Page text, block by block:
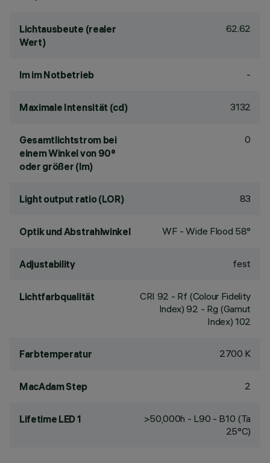
Lichtausbeute (realer
Wert)
62.62
lm im Notbetrieb -
Maximale Intensität (cd) 3132
Gesamtlichtstrom bei
einem Winkel von 90°
oder größer (lm)
0
Light output ratio (LOR) 83
Optik und Abstrahlwinkel WF - Wide Flood 58°
Adjustability fest
Lichtfarbqualität CRI 92 - Rf (Colour Fidelity
Index) 92 - Rg (Gamut
Index) 102
Farbtemperatur 2700 K
MacAdam Step 2
Lifetime LED 1
>50,000h - L90 - B10 (Ta
25°C)